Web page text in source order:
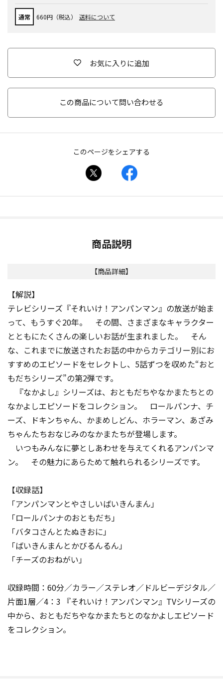
通常 660円（税込） 送料について
お気に入りに追加
この商品について問い合わせる
このページをシェアする
商品説明
【商品詳細】
【解説】
テレビシリーズ『それいけ！アンパンマン』の放送が始ま
って、もうすぐ20年。 その間、さまざまなキャラクター
とともにたくさんの楽しいお話が生まれました。 そん
な、これまでに放送されたお話の中からカテゴリー別にお
すすめのエピソードをセレクトし、5話ずつを収めた“おと
もだちシリーズ”の第2弾です。
『なかよし』シリーズは、おともだちやなかまたちとの
なかよしエピソードをコレクション。 ロールパンナ、チ
ーズ、ドキンちゃん、かまめしどん、ホラーマン、あざみ
ちゃんたちおなじみのなかまたちが登場します。
いつもみんなに夢としあわせを与えてくれるアンパンマ
ン。 その魅力にあらためて触れられるシリーズです。
【収録話】
「アンパンマンとやさしいばいきんまん」
「ロールパンナのおともだち」
「バタコさんとたぬきおに」
「ばいきんまんとかびるんるん」
「チーズのおねがい」
収録時間：60分／カラー／ステレオ／ドルビーデジタル／
片面1層／4：3 『それいけ！アンパンマン』TVシリーズの
中から、おともだちやなかまたちとのなかよしエピソード
をコレクション。